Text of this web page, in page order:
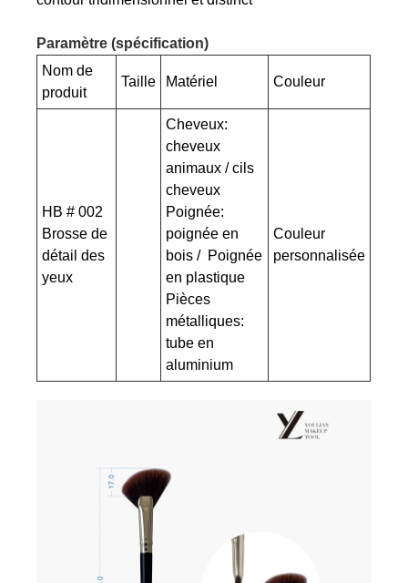
Paramètre (spécification)
Nom de
produit
Taille Matériel Couleur
HB # 002
Brosse de
détail des
yeux
Cheveux:
cheveux
animaux / cils
cheveux
Poignée:
poignée en
bois / Poignée
en plastique
Pièces
métalliques:
tube en
aluminium
Couleur
personnalisée